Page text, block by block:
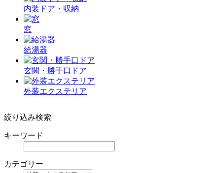
内装ドア・収納
窓
給湯器
玄関・勝手口ドア
外装エクステリア
絞り込み検索
キーワード
カテゴリー